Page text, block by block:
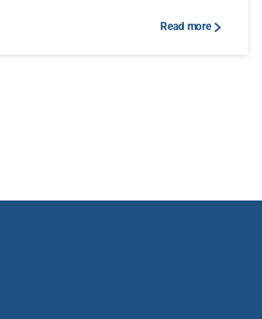
Read more